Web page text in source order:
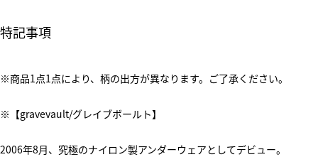
特記事項
※商品1点1点により、柄の出方が異なります。ご了承ください。
※【gravevault/グレイブボールト】
2006年8月、究極のナイロン製アンダーウェアとしてデビュー。